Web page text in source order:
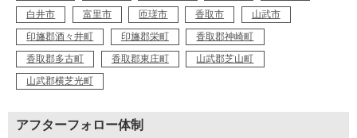
白井市
富里市 匝瑳市 香取市
山武市
印旛郡酒々井町
印旛郡栄町
香取郡神崎町
香取郡多古町
香取郡東庄町
山武郡芝山町
山武郡横芝光町
アフターフォロー体制